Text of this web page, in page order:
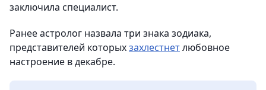
заключила специалист.
Ранее астролог назвала три знака зодиака,
представителей которыхзахлестнетлюбовное
настроение в декабре.